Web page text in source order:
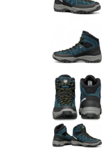
Carabiniere
Nuci si Frienduri
Corzi si Cordeline
Suruburi de gheata